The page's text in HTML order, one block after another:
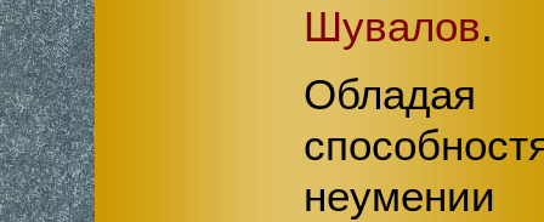
Шувалов.
Обладая